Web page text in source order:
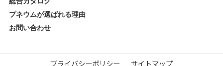
プネウムが選ばれる理由
お問い合わせ
プライバシーポリシー サイトマップ